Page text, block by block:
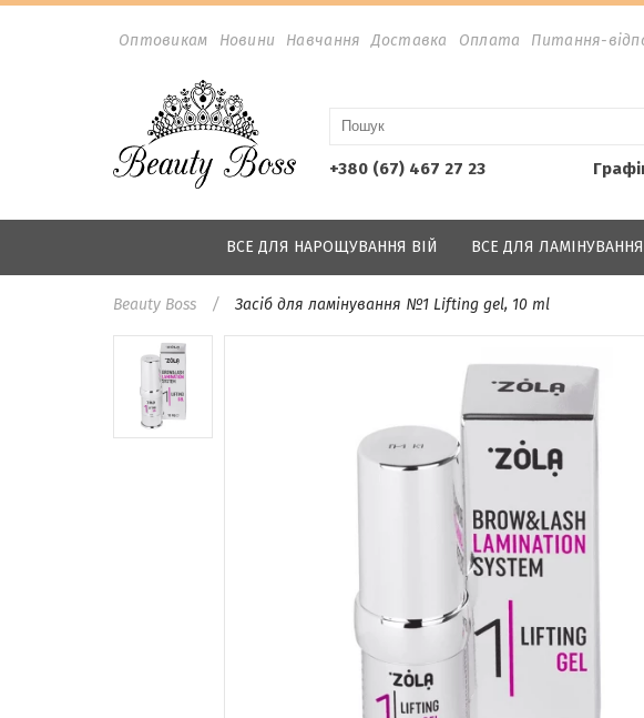
Оптовикам Новини Навчання Доставка Оплата Питання-
+380 (67) 467 27 23
ВСЕ ДЛЯ НАРОЩУВАННЯ ВІЙ ВСЕ ДЛЯ ЛАМІНУВАННЯ
Beauty Boss Засіб для ламінування №1 Lifting gel, 10 ml